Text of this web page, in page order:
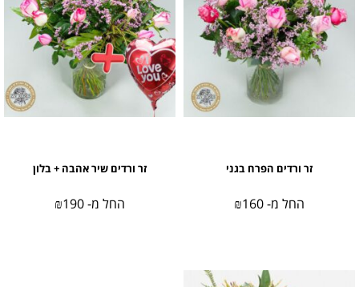
זר ורדים הפרח בגני
החל מ- ₪160
זר ורדים שיר אהבה + בלון
החל מ- ₪190